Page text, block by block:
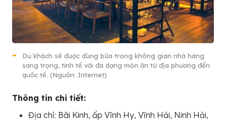
Du khách sẽ được dùng bữa trong không gian nhà hàng
sang trọng, tinh tế với đa dạng món ăn từ địa phương đến
quốc tế. (Nguồn: Internet)
Thông tin chi tiết:
Địa chỉ: Bãi Kinh, ấp Vĩnh Hy, Vĩnh Hải, Ninh Hải,